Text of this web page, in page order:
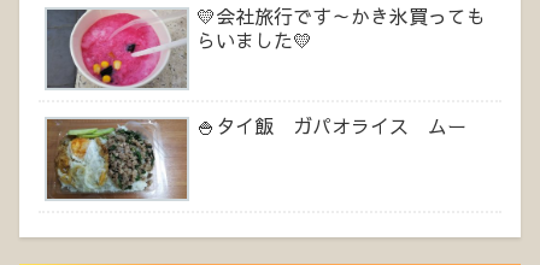
💛会社旅行です～かき氷買っても
らいました💛
🍚タイ飯 ガパオライス ムー